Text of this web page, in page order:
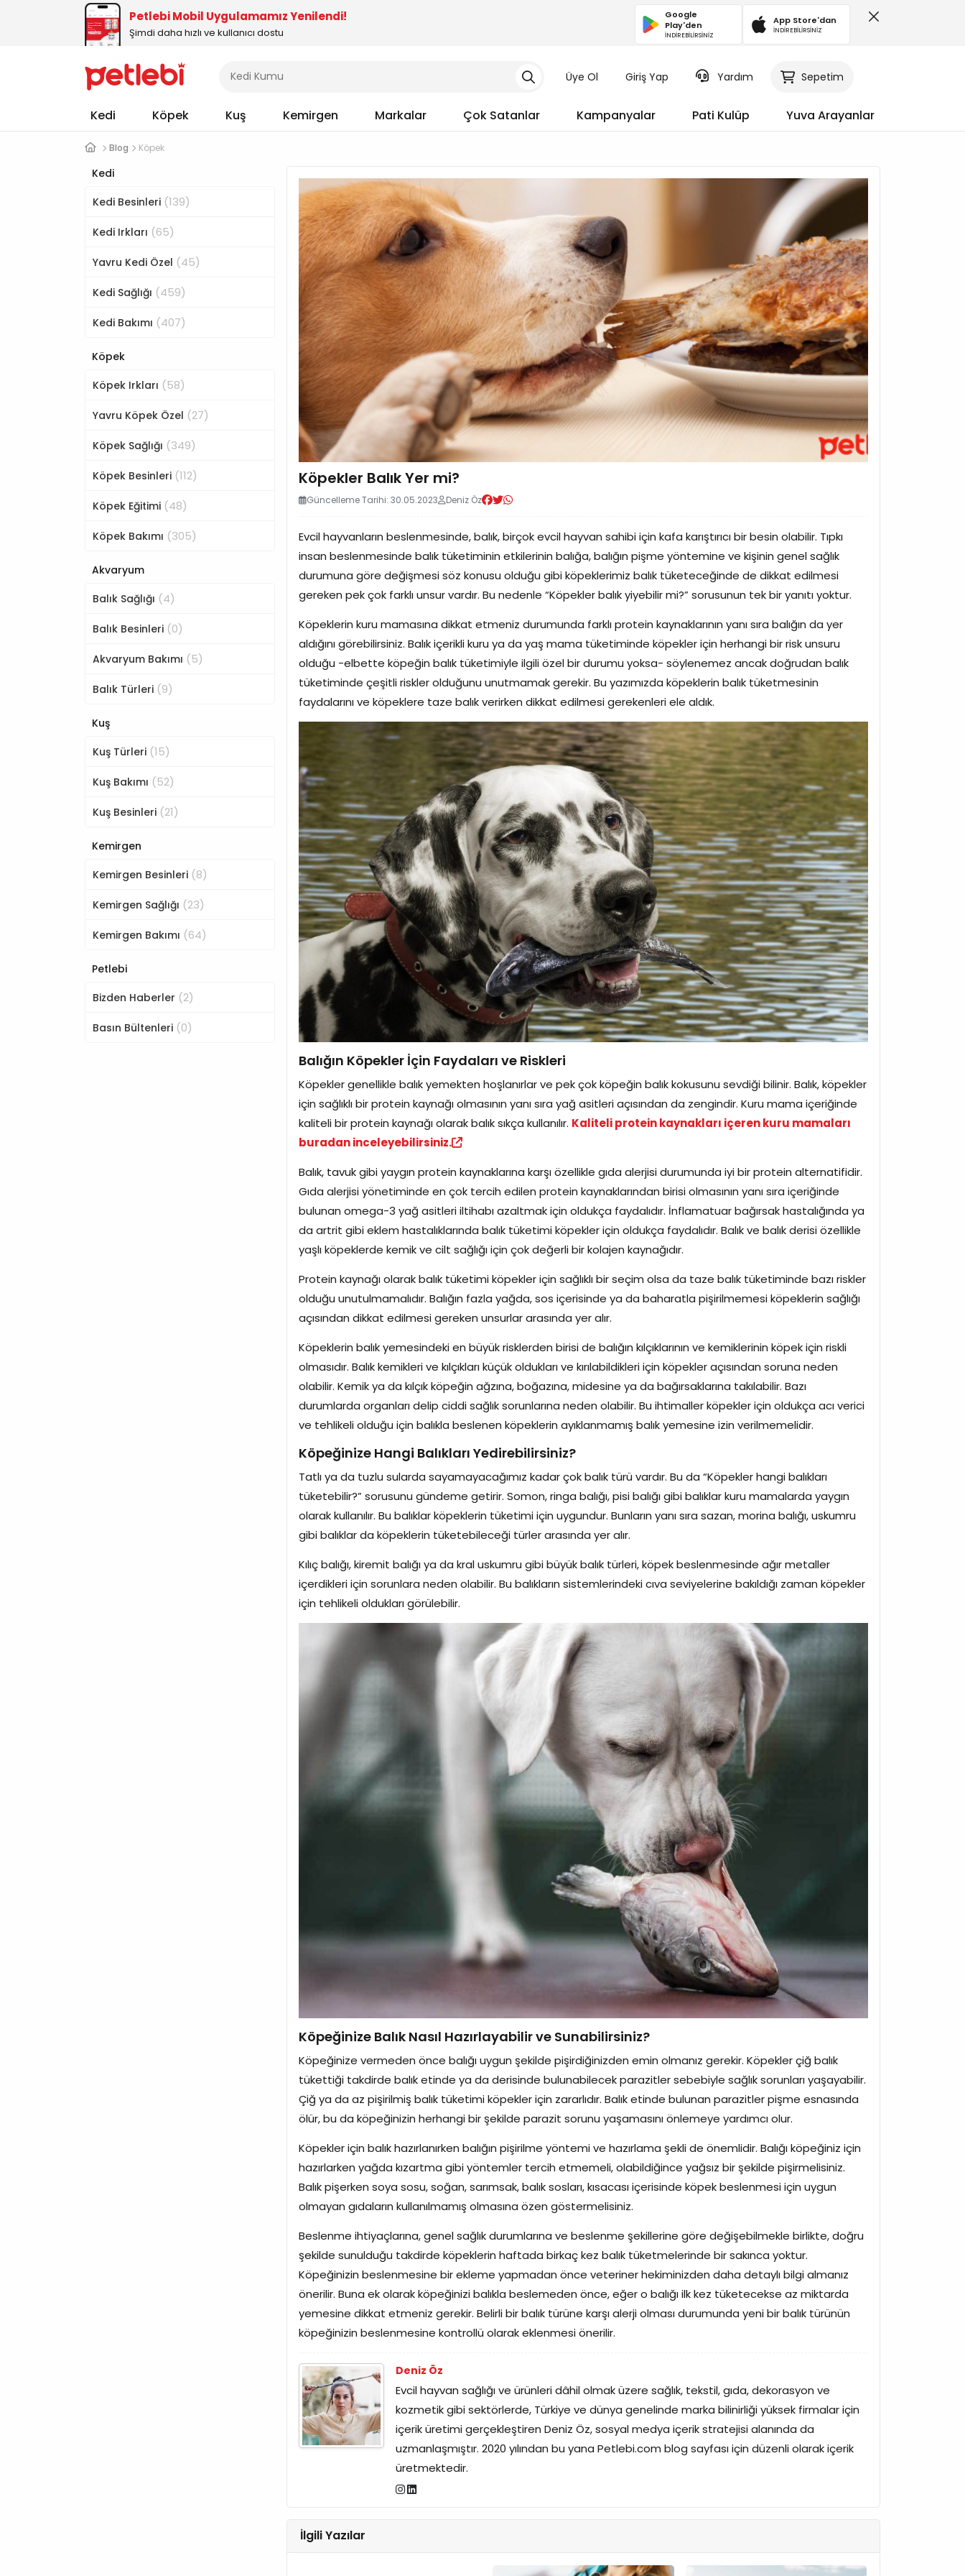
Petlebi Mobil Uygulamamız Yenilendi!
Şimdi daha hızlı ve kullanıcı dostu
Google
Play'den
İNDİREBİLİRSİNİZ
App Store'dan
İNDİREBİLİRSİNİZ
Üye Ol Giriş Yap Yardım Sepetim
Kedi Köpek Kuş Kemirgen Markalar Çok Satanlar Kampanyalar Pati Kulüp Yuva Arayanlar
Blog Köpek
Köpekler Balık Yer mi?
Güncelleme Tarihi: 30.05.2023 Deniz Öz
Evcil hayvanların beslenmesinde, balık, birçok evcil hayvan sahibi için kafa karıştırıcı bir besin olabilir. Tıpkı
insan beslenmesinde balık tüketiminin etkilerinin balığa, balığın pişme yöntemine ve kişinin genel sağlık
durumuna göre değişmesi söz konusu olduğu gibi köpeklerimiz balık tüketeceğinde de dikkat edilmesi
gereken pek çok farklı unsur vardır. Bu nedenle “Köpekler balık yiyebilir mi?” sorusunun tek bir yanıtı yoktur.
Köpeklerin kuru mamasına dikkat etmeniz durumunda farklı protein kaynaklarının yanı sıra balığın da yer
aldığını görebilirsiniz. Balık içerikli kuru ya da yaş mama tüketiminde köpekler için herhangi bir risk unsuru
olduğu -elbette köpeğin balık tüketimiyle ilgili özel bir durumu yoksa- söylenemez ancak doğrudan balık
tüketiminde çeşitli riskler olduğunu unutmamak gerekir. Bu yazımızda köpeklerin balık tüketmesinin
faydalarını ve köpeklere taze balık verirken dikkat edilmesi gerekenleri ele aldık.
Balığın Köpekler İçin Faydaları ve Riskleri
Köpekler genellikle balık yemekten hoşlanırlar ve pek çok köpeğin balık kokusunu sevdiği bilinir. Balık, köpekler
için sağlıklı bir protein kaynağı olmasının yanı sıra yağ asitleri açısından da zengindir. Kuru mama içeriğinde
kaliteli bir protein kaynağı olarak balık sıkça kullanılır. Kaliteli protein kaynakları içeren kuru mamaları
buradan inceleyebilirsiniz.
Balık, tavuk gibi yaygın protein kaynaklarına karşı özellikle gıda alerjisi durumunda iyi bir protein alternatifidir.
Gıda alerjisi yönetiminde en çok tercih edilen protein kaynaklarından birisi olmasının yanı sıra içeriğinde
bulunan omega-3 yağ asitleri iltihabı azaltmak için oldukça faydalıdır. İnflamatuar bağırsak hastalığında ya
da artrit gibi eklem hastalıklarında balık tüketimi köpekler için oldukça faydalıdır. Balık ve balık derisi özellikle
yaşlı köpeklerde kemik ve cilt sağlığı için çok değerli bir kolajen kaynağıdır.
Protein kaynağı olarak balık tüketimi köpekler için sağlıklı bir seçim olsa da taze balık tüketiminde bazı riskler
olduğu unutulmamalıdır. Balığın fazla yağda, sos içerisinde ya da baharatla pişirilmemesi köpeklerin sağlığı
açısından dikkat edilmesi gereken unsurlar arasında yer alır.
Köpeklerin balık yemesindeki en büyük risklerden birisi de balığın kılçıklarının ve kemiklerinin köpek için riskli
olmasıdır. Balık kemikleri ve kılçıkları küçük oldukları ve kırılabildikleri için köpekler açısından soruna neden
olabilir. Kemik ya da kılçık köpeğin ağzına, boğazına, midesine ya da bağırsaklarına takılabilir. Bazı
durumlarda organları delip ciddi sağlık sorunlarına neden olabilir. Bu ihtimaller köpekler için oldukça acı verici
ve tehlikeli olduğu için balıkla beslenen köpeklerin ayıklanmamış balık yemesine izin verilmemelidir.
Köpeğinize Hangi Balıkları Yedirebilirsiniz?
Tatlı ya da tuzlu sularda sayamayacağımız kadar çok balık türü vardır. Bu da “Köpekler hangi balıkları
tüketebilir?” sorusunu gündeme getirir. Somon, ringa balığı, pisi balığı gibi balıklar kuru mamalarda yaygın
olarak kullanılır. Bu balıklar köpeklerin tüketimi için uygundur. Bunların yanı sıra sazan, morina balığı, uskumru
gibi balıklar da köpeklerin tüketebileceği türler arasında yer alır.
Kılıç balığı, kiremit balığı ya da kral uskumru gibi büyük balık türleri, köpek beslenmesinde ağır metaller
içerdikleri için sorunlara neden olabilir. Bu balıkların sistemlerindeki cıva seviyelerine bakıldığı zaman köpekler
için tehlikeli oldukları görülebilir.
Köpeğinize Balık Nasıl Hazırlayabilir ve Sunabilirsiniz?
Köpeğinize vermeden önce balığı uygun şekilde pişirdiğinizden emin olmanız gerekir. Köpekler çiğ balık
tükettiği takdirde balık etinde ya da derisinde bulunabilecek parazitler sebebiyle sağlık sorunları yaşayabilir.
Çiğ ya da az pişirilmiş balık tüketimi köpekler için zararlıdır. Balık etinde bulunan parazitler pişme esnasında
ölür, bu da köpeğinizin herhangi bir şekilde parazit sorunu yaşamasını önlemeye yardımcı olur.
Köpekler için balık hazırlanırken balığın pişirilme yöntemi ve hazırlama şekli de önemlidir. Balığı köpeğiniz için
hazırlarken yağda kızartma gibi yöntemler tercih etmemeli, olabildiğince yağsız bir şekilde pişirmelisiniz.
Balık pişerken soya sosu, soğan, sarımsak, balık sosları, kısacası içerisinde köpek beslenmesi için uygun
olmayan gıdaların kullanılmamış olmasına özen göstermelisiniz.
Beslenme ihtiyaçlarına, genel sağlık durumlarına ve beslenme şekillerine göre değişebilmekle birlikte, doğru
şekilde sunulduğu takdirde köpeklerin haftada birkaç kez balık tüketmelerinde bir sakınca yoktur.
Köpeğinizin beslenmesine bir ekleme yapmadan önce veteriner hekiminizden daha detaylı bilgi almanız
önerilir. Buna ek olarak köpeğinizi balıkla beslemeden önce, eğer o balığı ilk kez tüketecekse az miktarda
yemesine dikkat etmeniz gerekir. Belirli bir balık türüne karşı alerji olması durumunda yeni bir balık türünün
köpeğinizin beslenmesine kontrollü olarak eklenmesi önerilir.
Deniz Öz
Evcil hayvan sağlığı ve ürünleri dâhil olmak üzere sağlık, tekstil, gıda, dekorasyon ve
kozmetik gibi sektörlerde, Türkiye ve dünya genelinde marka bilinirliği yüksek firmalar için
içerik üretimi gerçekleştiren Deniz Öz, sosyal medya içerik stratejisi alanında da
uzmanlaşmıştır. 2020 yılından bu yana Petlebi.com blog sayfası için düzenli olarak içerik
üretmektedir.
İlgili Yazılar
Kedi
Kedi Besinleri (139)
Kedi Irkları (65)
Yavru Kedi Özel (45)
Kedi Sağlığı (459)
Kedi Bakımı (407)
Köpek
Köpek Irkları (58)
Yavru Köpek Özel (27)
Köpek Sağlığı (349)
Köpek Besinleri (112)
Köpek Eğitimi (48)
Köpek Bakımı (305)
Akvaryum
Balık Sağlığı (4)
Balık Besinleri (0)
Akvaryum Bakımı (5)
Balık Türleri (9)
Kuş
Kuş Türleri (15)
Kuş Bakımı (52)
Kuş Besinleri (21)
Kemirgen
Kemirgen Besinleri (8)
Kemirgen Sağlığı (23)
Kemirgen Bakımı (64)
Petlebi
Bizden Haberler (2)
Basın Bültenleri (0)